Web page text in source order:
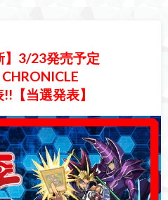
】3/23発売予定
当選発表】